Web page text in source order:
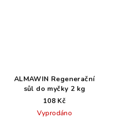
ALMAWIN Regenerační
sůl do myčky 2 kg
108 Kč
Vyprodáno